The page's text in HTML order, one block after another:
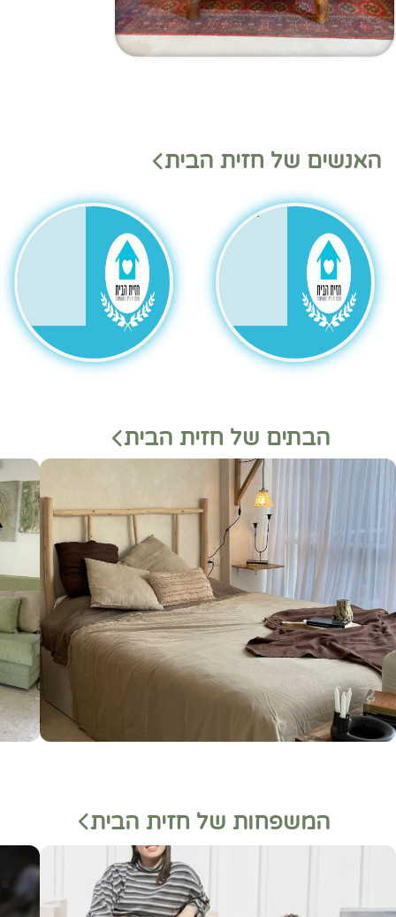
האנשים של חזית הבית
משמ
בהאנ
גר
הבתים של חזית הבית
המשפחות של חזית הבית